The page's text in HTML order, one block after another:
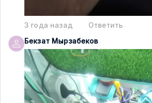
3 года назад
Ответить
Бекзат Мырзабеков